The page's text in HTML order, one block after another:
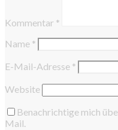
Kommentar *
Name *
E-Mail-Adresse *
Website
Benachrichtige mich
Mail.